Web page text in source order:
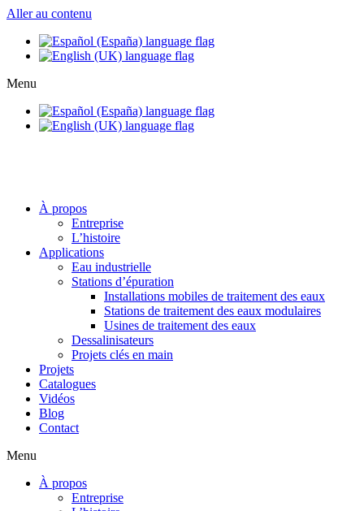
Aller au contenu
Menu
À propos
Entreprise
L’histoire
Applications
Eau industrielle
Stations d’épuration
Installations mobiles de traitement des eaux
Stations de traitement des eaux modulaires
Usines de traitement des eaux
Dessalinisateurs
Projets clés en main
Projets
Catalogues
Vidéos
Blog
Contact
Menu
À propos
Entreprise